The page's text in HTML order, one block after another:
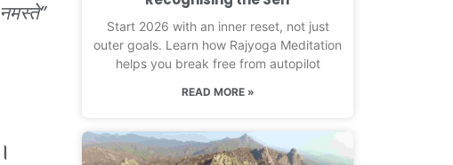
Start 2026 with an inner reset, not just
outer goals. Learn how Rajyoga Meditation
helps you break free from autopilot
READ MORE »